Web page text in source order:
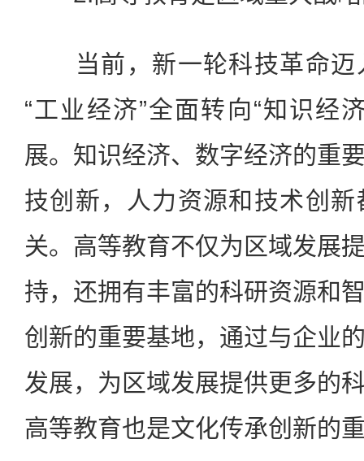
当前，新一轮科技革命迈
“工业经济”全面转向“知识经
展。知识经济、数字经济的重
技创新，人力资源和技术创
关。高等教育不仅为区域发展
持，还拥有丰富的科研资源和
创新的重要基地，通过与企业
发展，为区域发展提供更多的
高等教育也是文化传承创新的